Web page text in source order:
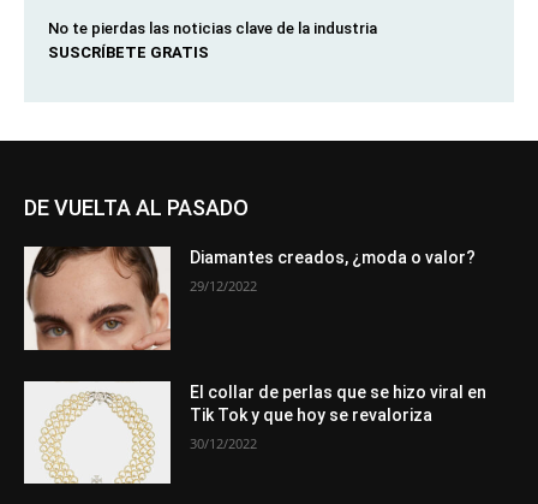
No te pierdas las noticias clave de la industria
SUSCRÍBETE GRATIS
DE VUELTA AL PASADO
Diamantes creados, ¿moda o valor?
29/12/2022
El collar de perlas que se hizo viral en
Tik Tok y que hoy se revaloriza
30/12/2022